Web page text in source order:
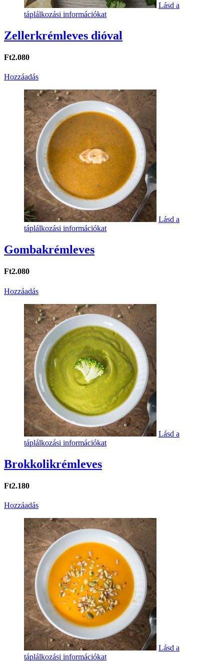
Lásd a
táplálkozási információkat
Zellerkrémleves dióval
Ft2.080
Hozzáadás
Lásd a
táplálkozási információkat
Gombakrémleves
Ft2.080
Hozzáadás
Lásd a
táplálkozási információkat
Brokkolikrémleves
Ft2.180
Hozzáadás
Lásd a
táplálkozási információkat